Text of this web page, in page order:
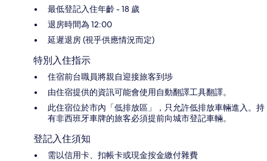
最低登記入住年齡 - 18 歲
退房時間為 12:00
延遲退房 (視乎供應情況而定)
特別入住指示
住宿前台職員將親自迎接旅客到埗
由住宿提供的資訊可能會使用自動翻譯工具翻譯。
此住宿位於市內「低排放區」，只允許低排放車輛進入。持
有非西班牙車牌的旅客必須提前向城市登記車輛。
登記入住須知
需以信用卡、扣帳卡或現金按金繳付雜費